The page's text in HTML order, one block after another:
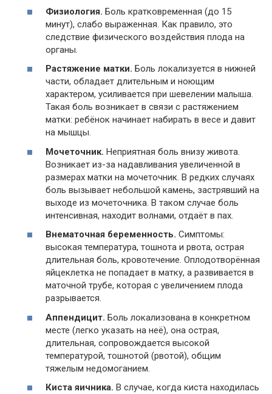
Физиология. Боль кратковременная (до 15
минут), слабо выраженная. Как правило, это
следствие физического воздействия плода на
органы.
Растяжение матки. Боль локализуется в нижней
части, обладает длительным и ноющим
характером, усиливается при шевелении малыша.
Такая боль возникает в связи с растяжением
матки: ребёнок начинает набирать в весе и давит
на мышцы.
Мочеточник. Неприятная боль внизу живота.
Возникает из-за надавливания увеличенной в
размерах матки на мочеточник. В редких случаях
боль вызывает небольшой камень, застрявший на
выходе из мочеточника. В таком случае боль
интенсивная, находит волнами, отдаёт в пах.
Внематочная беременность. Симптомы:
высокая температура, тошнота и рвота, острая
длительная боль, кровотечение. Оплодотворённая
яйцеклетка не попадает в матку, а развивается в
маточной трубе, которая с увеличением плода
разрывается.
Аппендицит. Боль локализована в конкретном
месте (легко указать на неё), она острая,
длительная, сопровождается высокой
температурой, тошнотой (рвотой), общим
тяжелым недомоганием.
Киста яичника. В случае, когда киста находилась